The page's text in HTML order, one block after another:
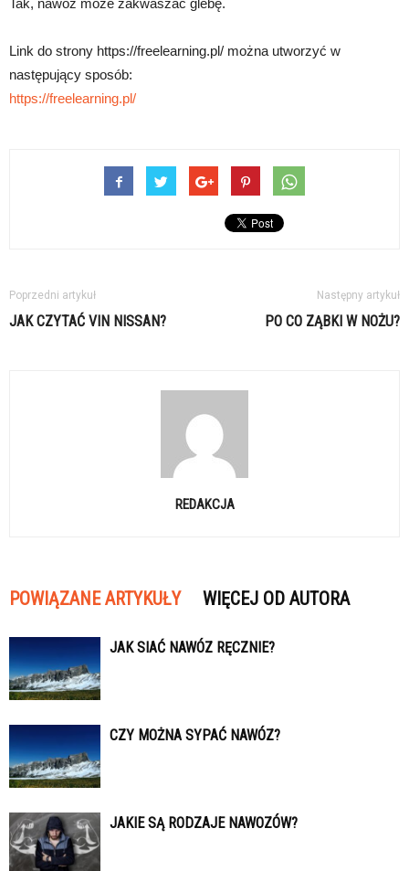
Tak, nawóz może zakwaszać glebę.
Link do strony https://freelearning.pl/ można utworzyć w
następujący sposób:
https://freelearning.pl/
Poprzedni artykuł
JAK CZYTAĆ VIN NISSAN?
Następny artykuł
PO CO ZĄBKI W NOŻU?
REDAKCJA
POWIĄZANE ARTYKUŁY WIĘCEJ OD AUTORA
JAK SIAĆ NAWÓZ RĘCZNIE?
CZY MOŻNA SYPAĆ NAWÓZ?
JAKIE SĄ RODZAJE NAWOZÓW?